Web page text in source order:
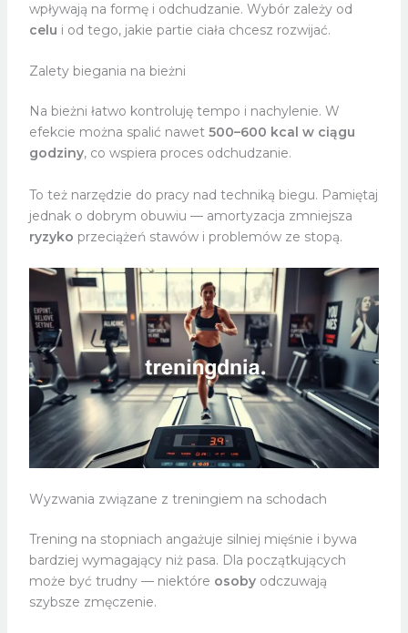
wpływają na formę i odchudzanie. Wybór zależy od
celu i od tego, jakie partie ciała chcesz rozwijać.
Zalety biegania na bieżni
Na bieżni łatwo kontroluję tempo i nachylenie. W
efekcie można spalić nawet 500–600 kcal w ciągu
godziny, co wspiera proces odchudzanie.
To też narzędzie do pracy nad techniką biegu. Pamiętaj
jednak o dobrym obuwiu — amortyzacja zmniejsza
ryzyko przeciążeń stawów i problemów ze stopą.
Wyzwania związane z treningiem na schodach
Trening na stopniach angażuje silniej mięśnie i bywa
bardziej wymagający niż pasa. Dla początkujących
może być trudny — niektóre osobyodczuwają
szybsze zmęczenie.